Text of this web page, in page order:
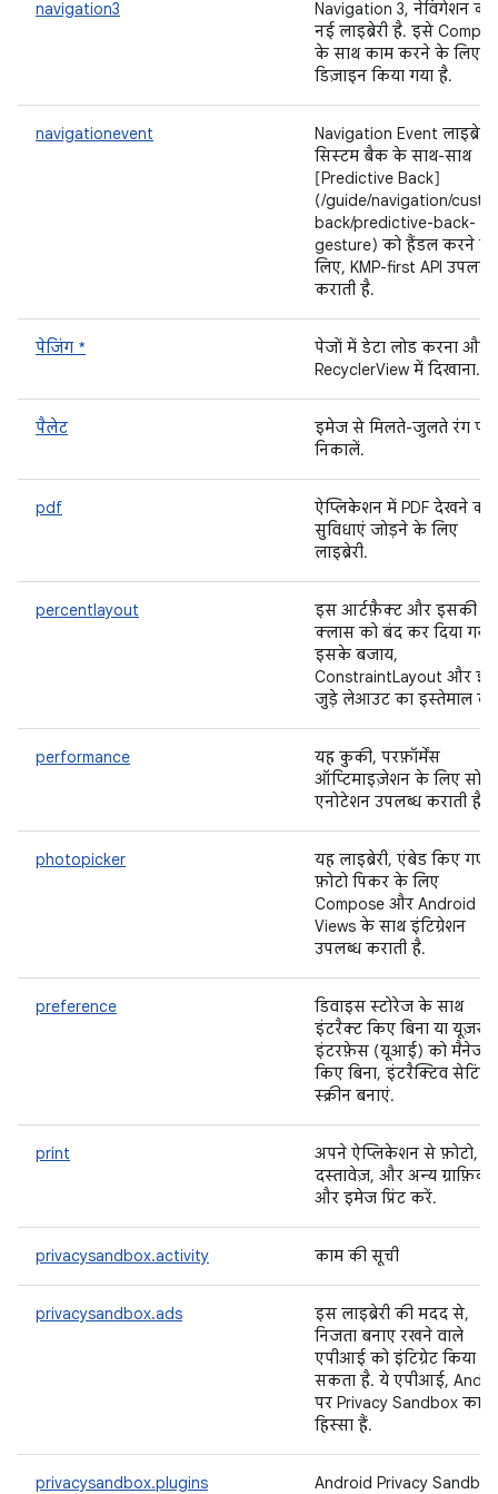
navigation3
Navigation 3, नेविगेशन की
नई लाइब्रेरी है. इसे
के साथ काम करने के लिए
डिज़ाइन किया गया है.
navigationevent
Navigation Event लाइब्रेरी,
सिस्टम बैक के साथ-साथ
[Predictive Back]
(/guide/navigation/
back/predictive-back-
gesture) को हैंडल करने के
लिए, KMP-first API उपलब्ध
कराती है.
पेजिंग *
पेजों में डेटा लोड करना और
RecyclerView में दिखाना.
पैलेट
इमेज से मिलते-जुलते रंग
निकालें.
pdf
ऐप्लिकेशन में PDF देखने की
सुविधाएं जोड़ने के लिए
लाइब्रेरी.
percentlayout
इस आर्टफ़ैक्ट और इसकी
क्लास को बंद कर दिया गया
इसके बजाय,
ConstraintLayout और
जुड़े लेआउट का इस्तेमाल
performance
यह कुकी, परफ़ॉर्मेंस
ऑप्टिमाइज़ेशन के लिए सोर्स
एनोटेशन उपलब्ध कराती है.
photopicker
यह लाइब्रेरी, एंबेड किए गए
फ़ोटो पिकर के लिए
Compose और Android
Views के साथ इंटिग्रेशन
उपलब्ध कराती है.
preference
डिवाइस स्टोरेज के साथ
इंटरैक्ट किए बिना या यूज़र
इंटरफ़ेस (यूआई) को मैनेज
किए बिना, इंटरैक्टिव सेटिंग
स्क्रीन बनाएं.
print
अपने ऐप्लिकेशन से फ़ोटो,
दस्तावेज़, और अन्य ग्राफ़िक
और इमेज प्रिंट करें.
privacysandbox.activity काम की सूची
privacysandbox.ads
इस लाइब्रेरी की मदद से,
निजता बनाए रखने वाले
एपीआई को इंटिग्रेट किया जा
सकता है. ये एपीआई,
पर Privacy Sandbox का
हिस्सा हैं.
privacysandbox.plugins
Android Privacy Sandbox